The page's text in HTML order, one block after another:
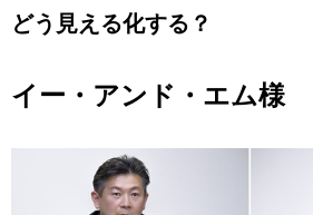
どう見える化する？
イー・アンド・エム様